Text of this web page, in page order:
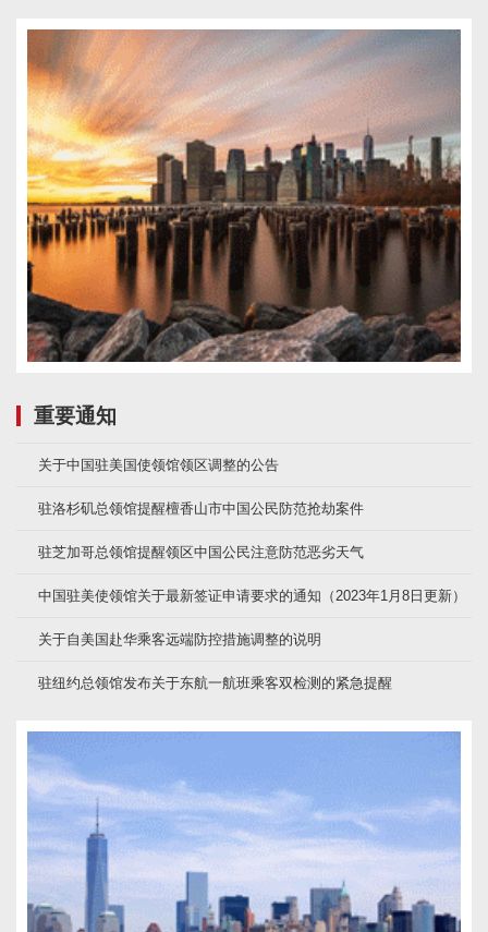
重要通知
关于中国驻美国使领馆领区调整的公告
驻洛杉矶总领馆提醒檀香山市中国公民防范抢劫案件
驻芝加哥总领馆提醒领区中国公民注意防范恶劣天气
中国驻美使领馆关于最新签证申请要求的通知（2023年1月8日更新）
关于自美国赴华乘客远端防控措施调整的说明
驻纽约总领馆发布关于东航一航班乘客双检测的紧急提醒